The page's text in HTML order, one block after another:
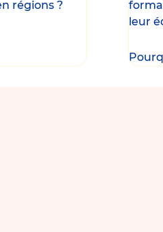
régions ?
leur